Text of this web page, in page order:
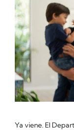
Ya viene. El